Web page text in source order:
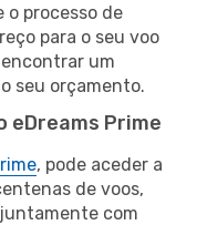
processo de
para o seu voo
um
seu orçamento.
eDreams Prime
, pode aceder a
de voos,
com